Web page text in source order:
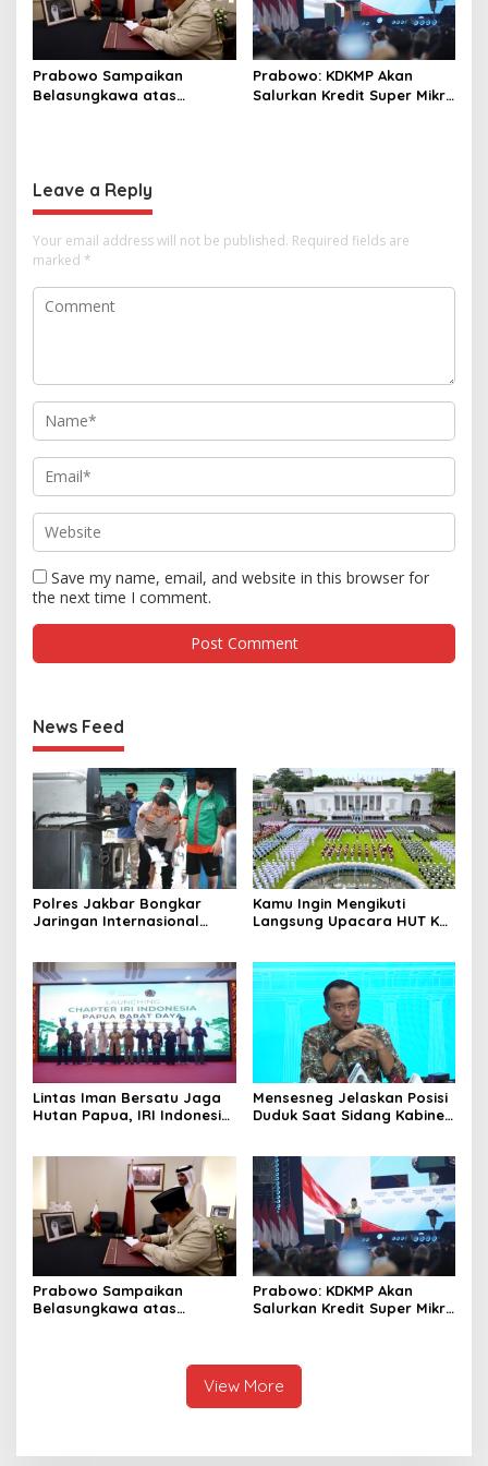
Prabowo Sampaikan
Belasungkawa atas
Prabowo: KDKMP Akan
Salurkan Kredit Super Mikro
Leave a Reply
Your email address will not be published. Required fields are
marked *
Save my name, email, and website in this browser for
the next time I comment.
News Feed
Polres Jakbar Bongkar
Jaringan Internasional
Diringkus dan Barang Bukti
1,1 Ton Rp119 Miliar
Dimusnahkan
Kamu Ingin Mengikuti
Langsung Upacara HUT Ke-
Pendaftaran Resminya di
Sini
Lintas Iman Bersatu Jaga
Hutan Papua, IRI Indonesia
Mensesneg Jelaskan Posisi
Duduk Saat Sidang Kabinet:
Prabowo Sampaikan
Belasungkawa atas
Prabowo: KDKMP Akan
Salurkan Kredit Super Mikro
View More